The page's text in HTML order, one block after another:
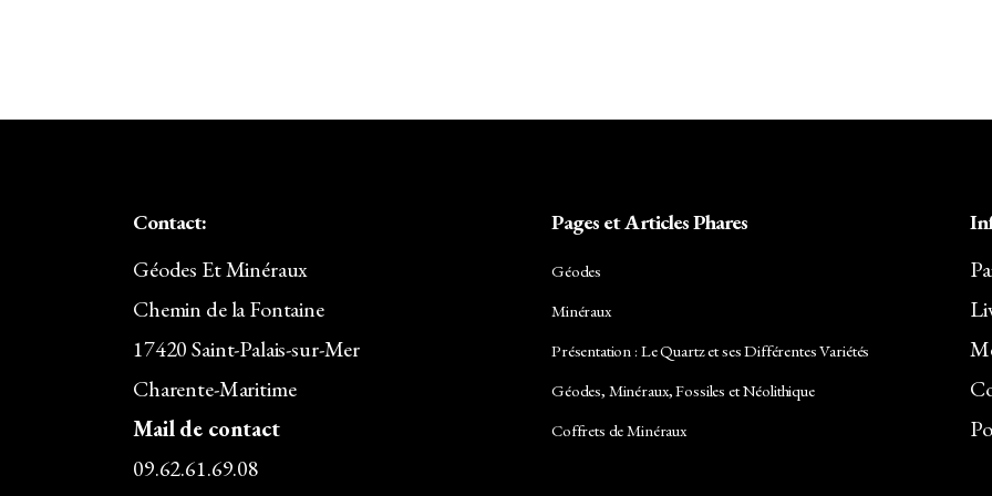
Contact:
Géodes Et Minéraux
Chemin de la Fontaine
17420 Saint-Palais-sur-Mer
Charente-Maritime
Mail de contact
09.62.61.69.08
Pages et Articles Phares
Géodes
Minéraux
Présentation : Le Quartz et ses Différentes Variétés
Géodes, Minéraux, Fossiles et Néolithique
Coffrets de Minéraux